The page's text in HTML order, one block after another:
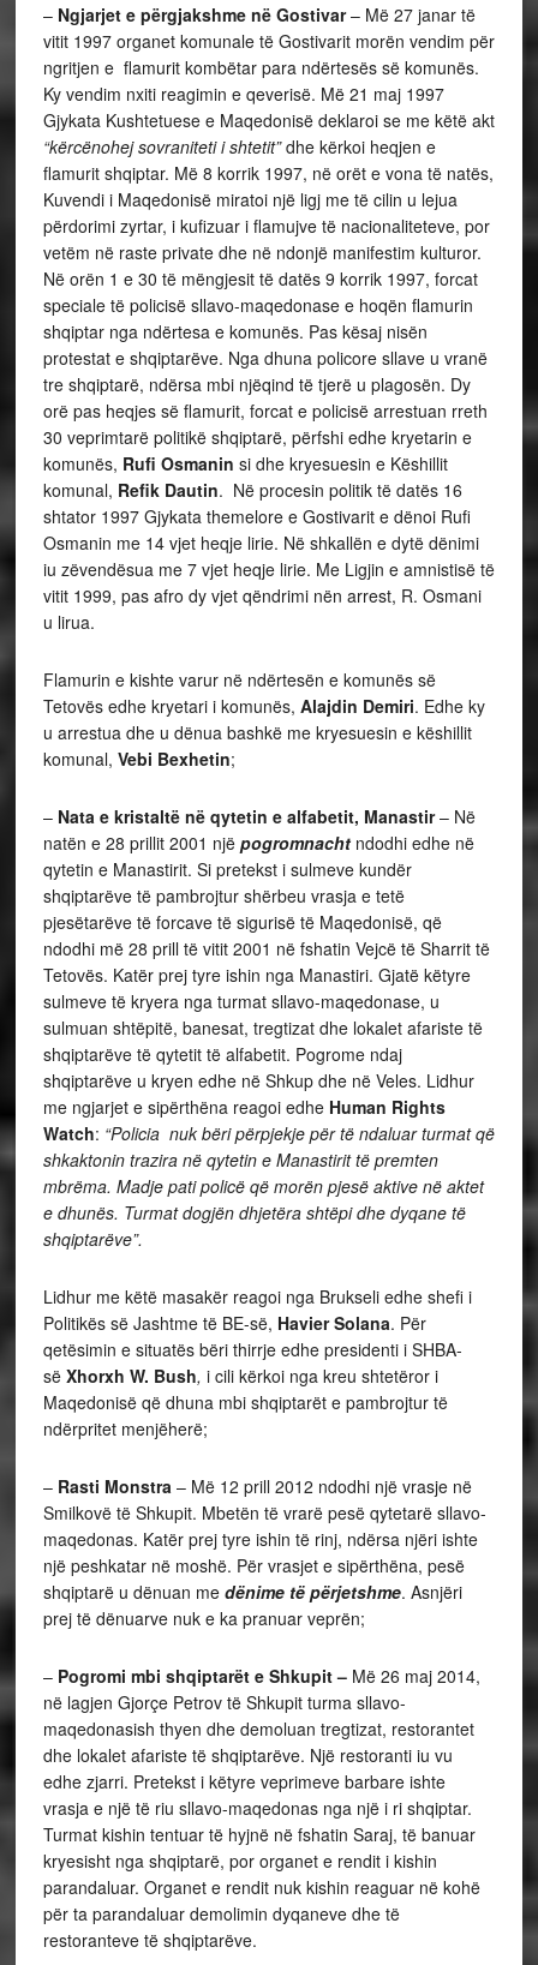
– Ngjarjet e përgjakshme në Gostivar– Më 27 janar të
vitit 1997 organet komunale të Gostivarit morën vendim për
ngritjen e flamurit kombëtar para ndërtesës së komunës.
Ky vendim nxiti reagimin e qeverisë. Më 21 maj 1997
Gjykata Kushtetuese e Maqedonisë deklaroi se me këtë akt
“kërcënohej sovraniteti i shtetit”dhe kërkoi heqjen e
flamurit shqiptar. Më 8 korrik 1997, në orët e vona të natës,
Kuvendi i Maqedonisë miratoi një ligj me të cilin u lejua
përdorimi zyrtar, i kufizuar i flamujve të nacionaliteteve, por
vetëm në raste private dhe në ndonjë manifestim kulturor.
Në orën 1 e 30 të mëngjesit të datës 9 korrik 1997, forcat
speciale të policisë sllavo-maqedonase e hoqën flamurin
shqiptar nga ndërtesa e komunës. Pas kësaj nisën
protestat e shqiptarëve. Nga dhuna policore sllave u vranë
tre shqiptarë, ndërsa mbi njëqind të tjerë u plagosën. Dy
orë pas heqjes së flamurit, forcat e policisë arrestuan rreth
30 veprimtarë politikë shqiptarë, përfshi edhe kryetarin e
komunës, Rufi Osmanin si dhe kryesuesin e Këshillit
komunal, Refik Dautin. Në procesin politik të datës 16
shtator 1997 Gjykata themelore e Gostivarit e dënoi Rufi
Osmanin me 14 vjet heqje lirie. Në shkallën e dytë dënimi
iu zëvendësua me 7 vjet heqje lirie. Me Ligjin e amnistisë të
vitit 1999, pas afro dy vjet qëndrimi nën arrest, R. Osmani
u lirua.
Flamurin e kishte varur në ndërtesën e komunës së
Tetovës edhe kryetari i komunës, Alajdin Demiri. Edhe ky
u arrestua dhe u dënua bashkë me kryesuesin e këshillit
komunal, Vebi Bexhetin;
– Nata e kristaltë në qytetin e alfabetit, Manastir– Në
natën e 28 prillit 2001 një pogromnacht ndodhi edhe në
qytetin e Manastirit. Si pretekst i sulmeve kundër
shqiptarëve të pambrojtur shërbeu vrasja e tetë
pjesëtarëve të forcave të sigurisë të Maqedonisë, që
ndodhi më 28 prill të vitit 2001 në fshatin Vejcë të Sharrit të
Tetovës. Katër prej tyre ishin nga Manastiri. Gjatë këtyre
sulmeve të kryera nga turmat sllavo-maqedonase, u
sulmuan shtëpitë, banesat, tregtizat dhe lokalet afariste të
shqiptarëve të qytetit të alfabetit. Pogrome ndaj
shqiptarëve u kryen edhe në Shkup dhe në Veles. Lidhur
me ngjarjet e sipërthëna reagoi edhe Human Rights
Watch: “Policia nuk bëri përpjekje për të ndaluar turmat që
shkaktonin trazira në qytetin e Manastirit të premten
mbrëma. Madje pati policë që morën pjesë aktive në aktet
e dhunës. Turmat dogjën dhjetëra shtëpi dhe dyqane të
shqiptarëve”.
Lidhur me këtë masakër reagoi nga Brukseli edhe shefi i
Politikës së Jashtme të BE-së, Havier Solana. Për
qetësimin e situatës bëri thirrje edhe presidenti i SHBA-
së Xhorxh W. Bush, i cili kërkoi nga kreu shtetëror i
Maqedonisë që dhuna mbi shqiptarët e pambrojtur të
ndërpritet menjëherë;
– Rasti Monstra – Më 12 prill 2012 ndodhi një vrasje në
Smilkovë të Shkupit. Mbetën të vrarë pesë qytetarë sllavo-
maqedonas. Katër prej tyre ishin të rinj, ndërsa njëri ishte
një peshkatar në moshë. Për vrasjet e sipërthëna, pesë
shqiptarë u dënuan me dënime të përjetshme. Asnjëri
prej të dënuarve nuk e ka pranuar veprën;
– Pogromi mbi shqiptarët e Shkupit – Më 26 maj 2014,
në lagjen Gjorçe Petrov të Shkupit turma sllavo-
maqedonasish thyen dhe demoluan tregtizat, restorantet
dhe lokalet afariste të shqiptarëve. Një restoranti iu vu
edhe zjarri. Pretekst i këtyre veprimeve barbare ishte
vrasja e një të riu sllavo-maqedonas nga një i ri shqiptar.
Turmat kishin tentuar të hyjnë në fshatin Saraj, të banuar
kryesisht nga shqiptarë, por organet e rendit i kishin
parandaluar. Organet e rendit nuk kishin reaguar në kohë
për ta parandaluar demolimin dyqaneve dhe të
restoranteve të shqiptarëve.